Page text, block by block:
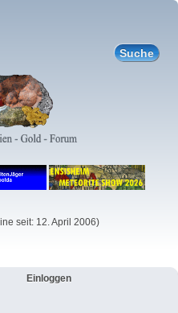
seit: 12. April 2006)
Einloggen